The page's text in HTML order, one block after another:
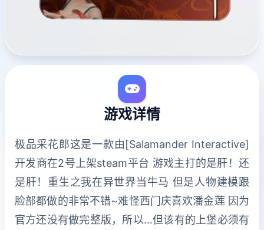
游戏详情
极品采花郎这是一款由[Salamander Interactive]
开发商在2号上架steam平台 游戏主打的是肝！还
是肝！重生之我在异世界当牛马 但是人物建模跟
脸部都做的非常不错~难怪西门庆喜欢潘金莲 因为
官方还没有做完整版，所以…但该有的上堡必须有